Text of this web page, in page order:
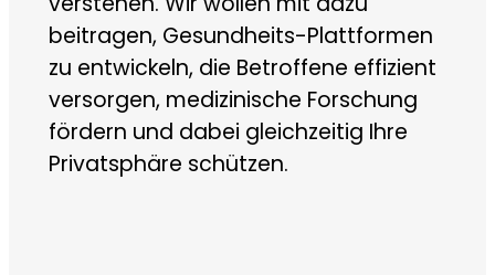
beitragen, Gesundheits-Plattformen
zu entwickeln, die Betroffene effizient
versorgen, medizinische Forschung
fördern und dabei gleichzeitig Ihre
Privatsphäre schützen.